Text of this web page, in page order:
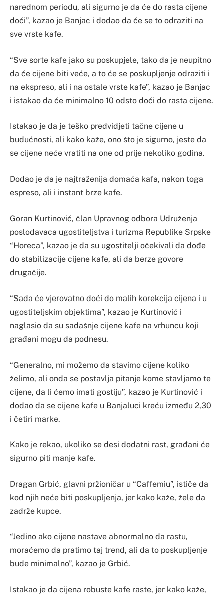
narednom periodu, ali sigurno je da će do rasta cijene
doći”, kazao je Banjac i dodao da će se to odraziti na
sve vrste kafe.
“Sve sorte kafe jako su poskupjele, tako da je neupitno
da će cijene biti veće, a to će se poskupljenje odraziti i
na ekspreso, ali i na ostale vrste kafe”, kazao je Banjac
i istakao da će minimalno 10 odsto doći do rasta cijene.
Istakao je da je teško predvidjeti tačne cijene u
budućnosti, ali kako kaže, ono što je sigurno, jeste da
se cijene neće vratiti na one od prije nekoliko godina.
Dodao je da je najtraženija domaća kafa, nakon toga
espreso, ali i instant brze kafe.
Goran Kurtinović, član Upravnog odbora Udruženja
poslodavaca ugostiteljstva i turizma Republike Srpske
“Horeca”, kazao je da su ugostitelji očekivali da dođe
do stabilizacije cijene kafe, ali da berze govore
drugačije.
“Sada će vjerovatno doći do malih korekcija cijena i u
ugostiteljskim objektima”, kazao je Kurtinović i
naglasio da su sadašnje cijene kafe na vrhuncu koji
građani mogu da podnesu.
“Generalno, mi možemo da stavimo cijene koliko
želimo, ali onda se postavlja pitanje kome stavljamo te
cijene, da li ćemo imati gostiju”, kazao je Kurtinović i
dodao da se cijene kafe u Banjaluci kreću između 2,30
i četiri marke.
Kako je rekao, ukoliko se desi dodatni rast, građani će
sigurno piti manje kafe.
Dragan Grbić, glavni pržioničar u “Caffemiu”, ističe da
kod njih neće biti poskupljenja, jer kako kaže, žele da
zadrže kupce.
“Jedino ako cijene nastave abnormalno da rastu,
moraćemo da pratimo taj trend, ali da to poskupljenje
bude minimalno”, kazao je Grbić.
Istakao je da cijena robuste kafe raste, jer kako kaže,